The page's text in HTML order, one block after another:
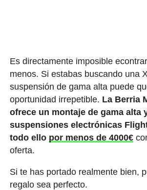
Es directamente imposible
menos. Si estabas buscando una
suspensión de gama alta puede
oportunidad irrepetible. La Berria
ofrece un montaje de gama alta
suspensiones electrónicas
todo ello por menos de 4000€
oferta.
Si te has portado realmente bien,
regalo sea perfecto.